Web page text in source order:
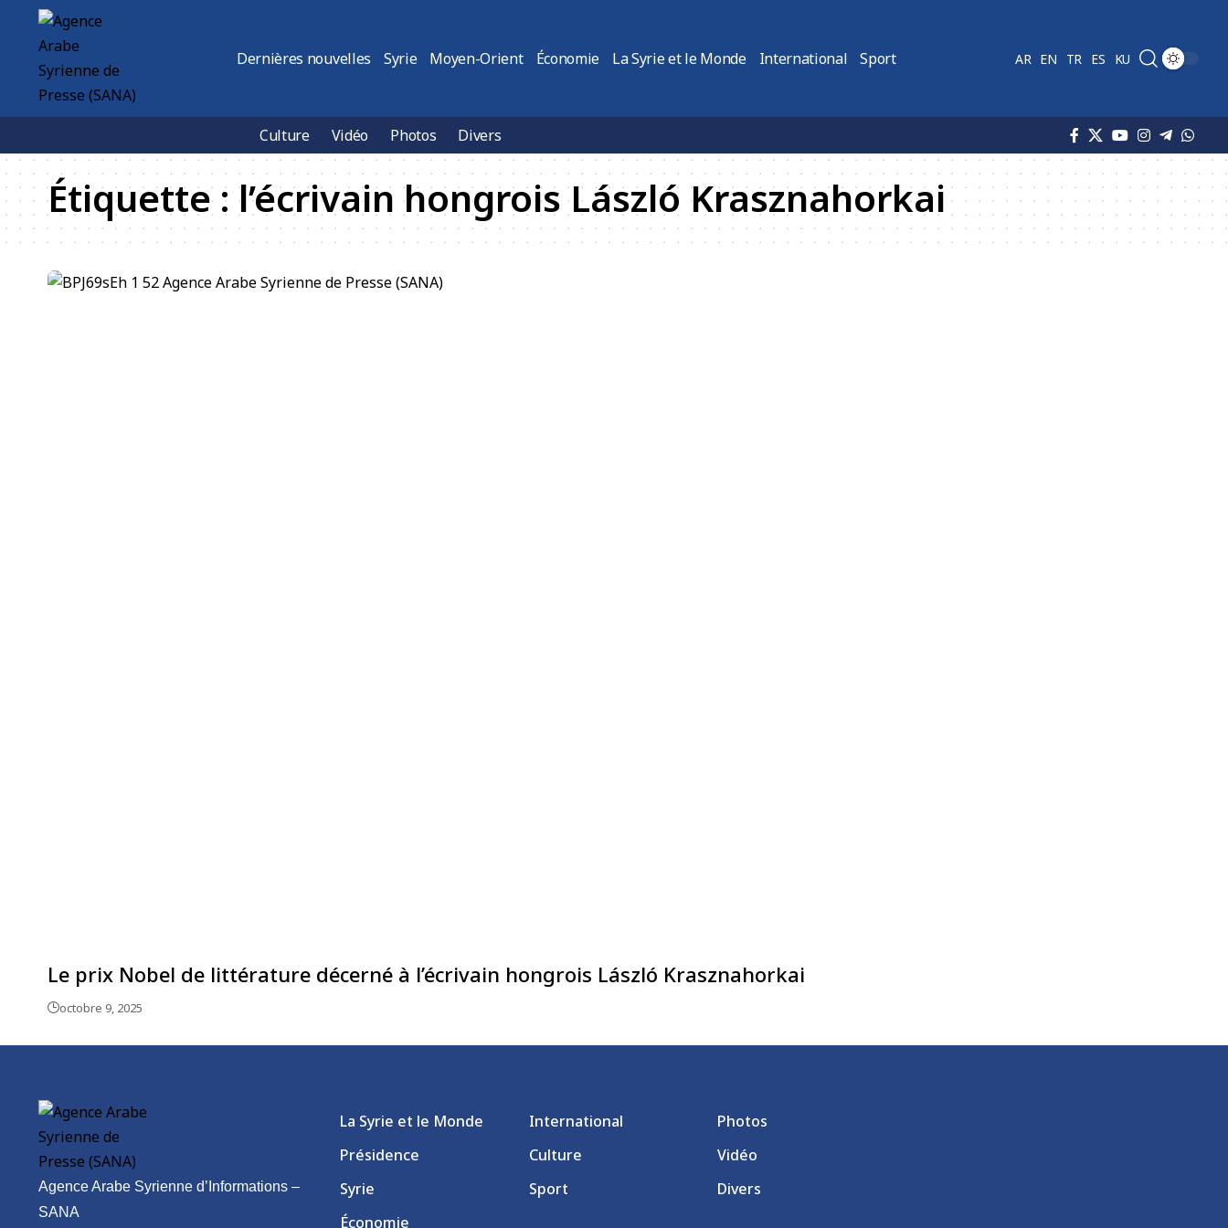
Dernières nouvelles Syrie Moyen-Orient Économie La Syrie et le Monde International Sport AR EN TR ES KU
Culture Vidéo Photos Divers
Étiquette : l’écrivain hongrois László Krasznahorkai
Le prix Nobel de littérature décerné à l’écrivain hongrois László Krasznahorkai
octobre 9, 2025
Agence Arabe Syrienne d’Informations –
SANA
La Syrie et le Monde
Présidence
Syrie
Économie
International
Culture
Sport
Photos
Vidéo
Divers